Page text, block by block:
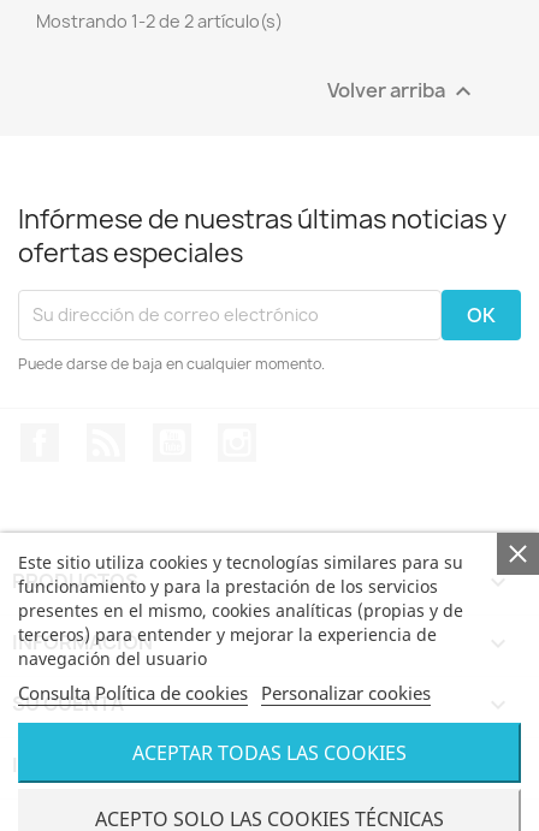
Mostrando 1-2 de 2 artículo(s)
Volver arriba 
Infórmese de nuestras últimas noticias y
ofertas especiales
Puede darse de baja en cualquier momento.
Este sitio utiliza cookies y tecnologías similares para su
funcionamiento y para la prestación de los servicios
presentes en el mismo, cookies analíticas (propias y de
terceros) para entender y mejorar la experiencia de
navegación del usuario
Consulta Política de cookies Personalizar cookies
ACEPTO SOLO LAS COOKIES TÉCNICAS
ACEPTAR TODAS LAS COOKIES
PRODUCTOS 
INFORMACIÓN
SU CUENTA
INFORMACIÓN DE LA TIENDA
© Bertoni iWear SRL via Feltre, 6 - 21100 Varese VAT